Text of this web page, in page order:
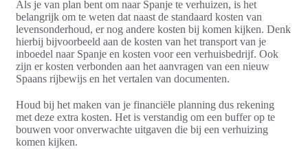
Als je van plan bent om naar Spanje te verhuizen, is het
belangrijk om te weten dat naast de standaard kosten van
levensonderhoud, er nog andere kosten bij komen kijken. Denk
hierbij bijvoorbeeld aan de kosten van het transport van je
inboedel naar Spanje en kosten voor een verhuisbedrijf. Ook
zijn er kosten verbonden aan het aanvragen van een nieuw
Spaans rijbewijs en het vertalen van documenten.
Houd bij het maken van je financiële planning dus rekening
met deze extra kosten. Het is verstandig om een buffer op te
bouwen voor onverwachte uitgaven die bij een verhuizing
komen kijken.